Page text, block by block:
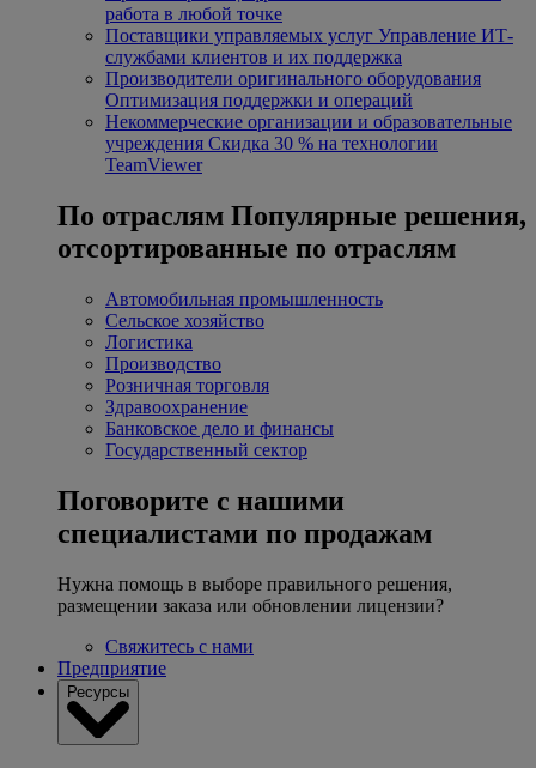
работа в любой точке
Поставщики управляемых услуг Управление ИТ-
службами клиентов и их поддержка
Производители оригинального оборудования
Оптимизация поддержки и операций
Некоммерческие организации и образовательные
учреждения Скидка 30 % на технологии
TeamViewer
По отраслям Популярные решения,
отсортированные по отраслям
Автомобильная промышленность
Сельское хозяйство
Логистика
Производство
Розничная торговля
Здравоохранение
Банковское дело и финансы
Государственный сектор
Поговорите с нашими
специалистами по продажам
Нужна помощь в выборе правильного решения,
размещении заказа или обновлении лицензии?
Свяжитесь с нами
Предприятие
Ресурсы